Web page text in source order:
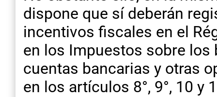
dispone que sí deberán
incentivos fiscales en el
en los Impuestos sobre los
cuentas bancarias y otras
en los artículos 8°, 9°, 10 y